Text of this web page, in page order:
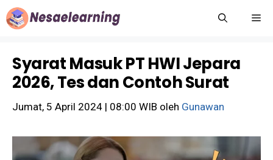
Langsung
ke
Syarat Masuk PT HWI Jepara
2026, Tes dan Contoh Surat
Jumat, 5 April 2024 | 08:00 WIB oleh Gunawan